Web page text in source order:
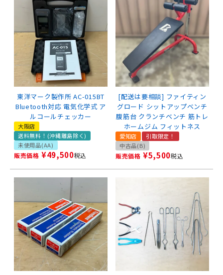
東洋マーク製作所 AC-015BT
Bluetooth対応 電気化学式 ア
ルコールチェッカー
大阪店
送料無料！(沖縄離島除く)
未使用品(AA)
販売価格 ¥49,500税込
[配送は要相談] ファイティン
グロード シットアップベンチ
腹筋台 クランチベンチ 筋トレ
ホームジム フィットネス
愛知店
引取限定！
中古品(B)
販売価格 ¥5,500税込